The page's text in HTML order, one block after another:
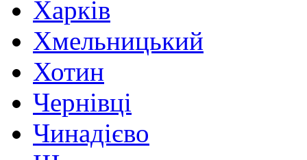
Харків
Хмельницький
Хотин
Чернівці
Чинадієво